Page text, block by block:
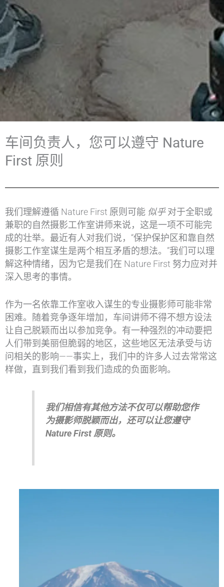
车间负责人，您可以遵守 Nature
First 原则
我们理解遵循 Nature First 原则可能 似乎对于全职或
兼职的自然摄影工作室讲师来说，这是一项不可能完
成的壮举。最近有人对我们说，“保护保护区和靠自然
摄影工作室谋生是两个相互矛盾的想法。”我们可以理
解这种情绪，因为它是我们在 Nature First 努力应对并
深入思考的事情。
作为一名依靠工作室收入谋生的专业摄影师可能非常
困难。随着竞争逐年增加，车间讲师不得不想方设法
让自己脱颖而出以参加竞争。有一种强烈的冲动要把
人们带到美丽但脆弱的地区，这些地区无法承受与访
问相关的影响——事实上，我们中的许多人过去常常这
样做，直到我们看到我们造成的负面影响。
我们相信有其他方法不仅可以帮助您作
为摄影师脱颖而出，还可以让您遵守
Nature First 原则。